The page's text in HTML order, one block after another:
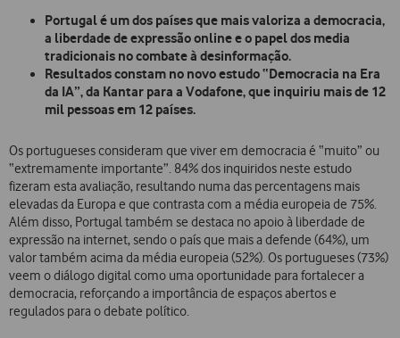
Portugal é um dos países que mais valoriza a democracia,
a liberdade de expressão online e o papel dos media
tradicionais no combate à desinformação.
Resultados constam no novo estudo “Democracia na Era
da IA”, da Kantar para a Vodafone, que inquiriu mais de 12
mil pessoas em 12 países.
Os portugueses consideram que viver em democracia é “muito” ou
“extremamente importante”. 84% dos inquiridos neste estudo
fizeram esta avaliação, resultando numa das percentagens mais
elevadas da Europa e que contrasta com a média europeia de 75%.
Além disso, Portugal também se destaca no apoio à liberdade de
expressão na internet, sendo o país que mais a defende (64%), um
valor também acima da média europeia (52%). Os portugueses (73%)
veem o diálogo digital como uma oportunidade para fortalecer a
democracia, reforçando a importância de espaços abertos e
regulados para o debate político.